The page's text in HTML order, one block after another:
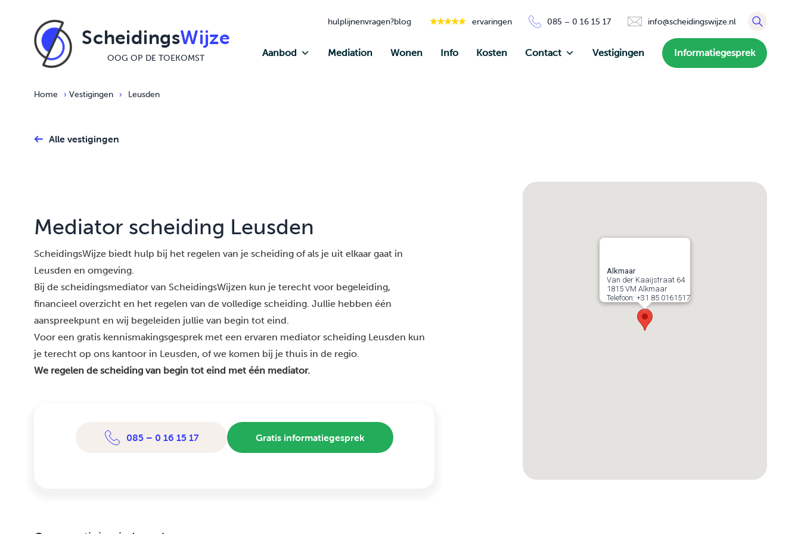
ScheidingsWijze
OOG OP DE TOEKOMST
hulplijnenvragen?blog ervaringen 085 – 0 16 15 17 info@scheidingswijze.nl
Aanbod Mediation Wonen Info Kosten Contact Vestigingen Informatiegesprek
Home › Vestigingen › Leusden
Alle vestigingen
Mediator scheiding Leusden
ScheidingsWijze biedt hulp bij het regelen van je scheiding of als je uit elkaar gaat in
Leusden en omgeving.
Bij de scheidingsmediator van ScheidingsWijzen kun je terecht voor begeleiding,
financieel overzicht en het regelen van de volledige scheiding. Jullie hebben één
aanspreekpunt en wij begeleiden jullie van begin tot eind.
Voor een gratis kennismakingsgesprek met een ervaren mediator scheiding Leusden kun
je terecht op ons kantoor in Leusden, of we komen bij je thuis in de regio.
We regelen de scheiding van begin tot eind met één mediator.
085 – 0 16 15 17 Gratis informatiegesprek
Alkmaar
Van der Kaaijstraat 64
1815 VM Alkmaar
Telefoon: +31 85 0161517